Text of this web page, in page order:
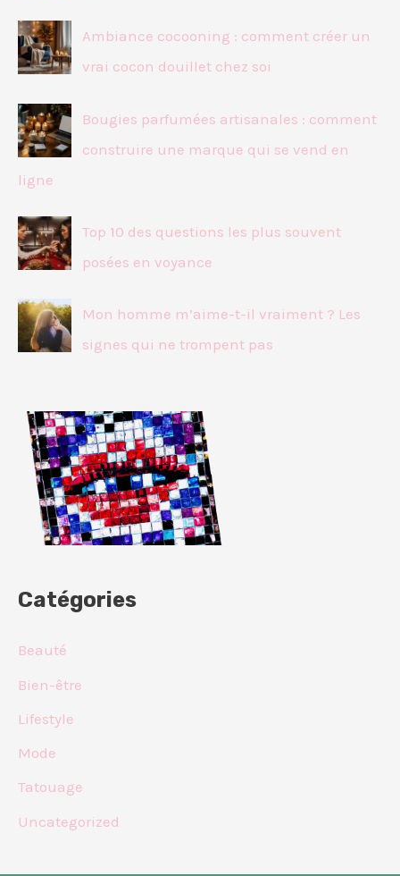
Ambiance cocooning : comment créer un
vrai cocon douillet chez soi
Bougies parfumées artisanales : comment
construire une marque qui se vend en
ligne
Top 10 des questions les plus souvent
posées en voyance
Mon homme m’aime-t-il vraiment ? Les
signes qui ne trompent pas
Catégories
Beauté
Bien-être
Lifestyle
Mode
Tatouage
Uncategorized